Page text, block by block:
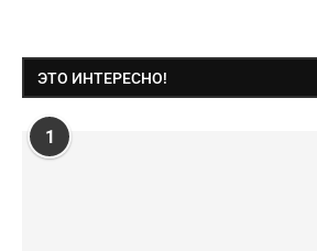
ЭТО ИНТЕРЕСНО!
1